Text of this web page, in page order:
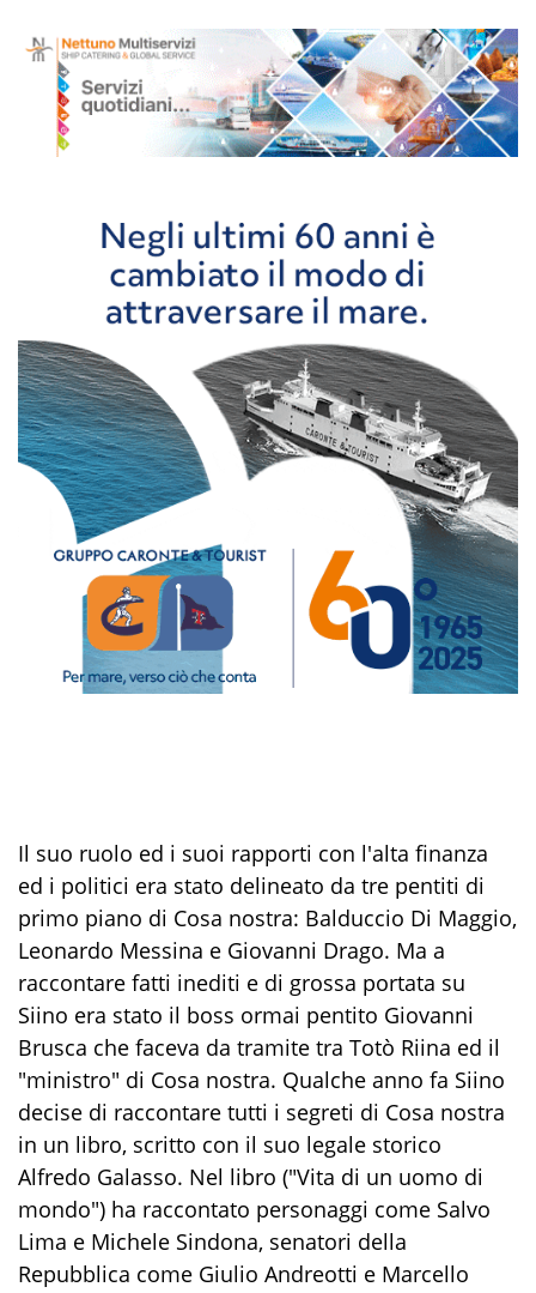
Il suo ruolo ed i suoi rapporti con l'alta finanza
ed i politici era stato delineato da tre pentiti di
primo piano di Cosa nostra: Balduccio Di Maggio,
Leonardo Messina e Giovanni Drago. Ma a
raccontare fatti inediti e di grossa portata su
Siino era stato il boss ormai pentito Giovanni
Brusca che faceva da tramite tra Totò Riina ed il
"ministro" di Cosa nostra. Qualche anno fa Siino
decise di raccontare tutti i segreti di Cosa nostra
in un libro, scritto con il suo legale storico
Alfredo Galasso. Nel libro ("Vita di un uomo di
mondo") ha raccontato personaggi come Salvo
Lima e Michele Sindona, senatori della
Repubblica come Giulio Andreotti e Marcello